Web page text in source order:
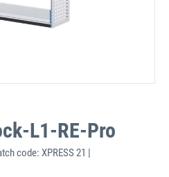
L1-RE-Pro
code: XPRESS 21 |